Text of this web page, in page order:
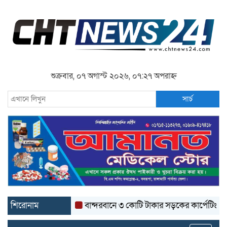
শুক্রবার, ০৭ অগাস্ট ২০২৬, ০৭:২৭ অপরাহ্ন
সার্চ
শিরোনাম বান্দরবানে ৩ কোটি টাকার সড়কের কার্পেটিং উঠে